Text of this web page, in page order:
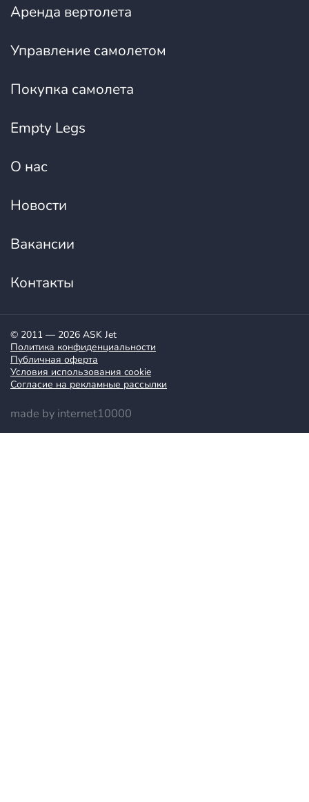
Аренда вертолета
Управление самолетом
Покупка самолета
Empty Legs
О нас
Новости
Вакансии
Контакты
© 2011 — 2026 ASK Jet
Политика конфиденциальности
Публичная оферта
Условия использования cookie
Согласие на рекламные рассылки
made by internet10000